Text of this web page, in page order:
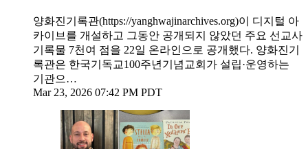
양화진기록관(https://yanghwajinarchives.org)이 디지털 아
카이브를 개설하고 그동안 공개되지 않았던 주요 선교사
기록물 7천여 점을 22일 온라인으로 공개했다. 양화진기
록관은 한국기독교100주년기념교회가 설립·운영하는
기관으…
Mar 23, 2026 07:42 PM PDT